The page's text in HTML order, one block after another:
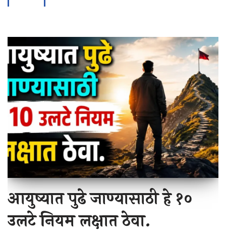
आयुष्यात पुढे जाण्यासाठी हे १०
उलटे नियम लक्षात ठेवा.